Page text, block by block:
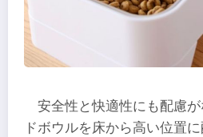
安全性と快適性にも配慮
ドボウルを床から高い位置